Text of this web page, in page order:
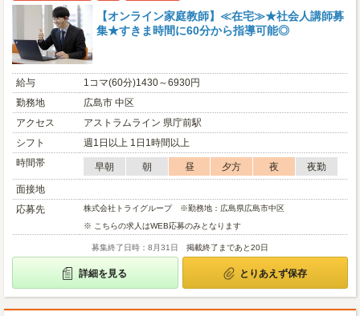
【オンライン家庭教師】≪在宅≫★社会人講師募
集★すきま時間に60分から指導可能◎
給与
1コマ(60分)1430～6930円
勤務地
広島市 中区
アクセス
アストラムライン 県庁前駅
シフト
週1日以上 1日1時間以上
時間帯
早朝 朝 昼 夕方 夜
夜勤
面接地
応募先
株式会社トライグループ ※勤務地：広島県広島市中区
※ こちらの求人はWEB応募のみとなります
募集終了日時：8月31日 掲載終了まであと20日
詳細を見る とりあえず保存